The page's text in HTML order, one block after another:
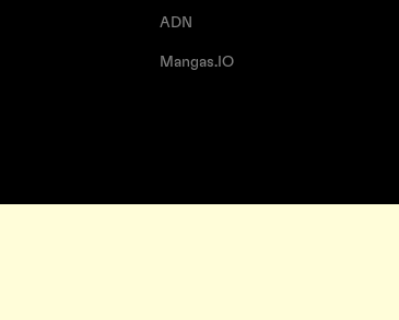
ADN
Mangas.IO